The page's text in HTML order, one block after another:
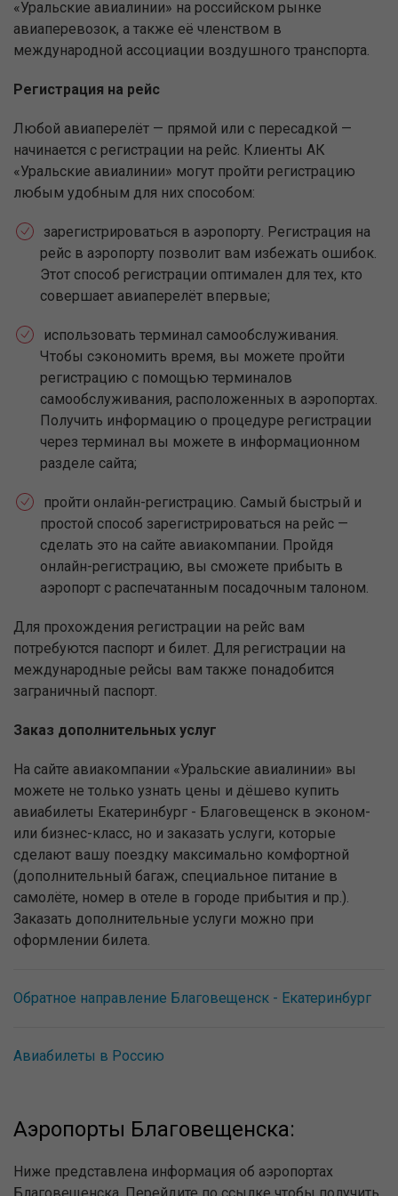
«Уральские авиалинии» на российском рынке
авиаперевозок, а также её членством в
международной ассоциации воздушного транспорта.
Регистрация на рейс
Любой авиаперелёт — прямой или с пересадкой —
начинается с регистрации на рейс. Клиенты АК
«Уральские авиалинии» могут пройти регистрацию
любым удобным для них способом:
зарегистрироваться в аэропорту. Регистрация на
рейс в аэропорту позволит вам избежать ошибок.
Этот способ регистрации оптимален для тех, кто
совершает авиаперелёт впервые;
использовать терминал самообслуживания.
Чтобы сэкономить время, вы можете пройти
регистрацию с помощью терминалов
самообслуживания, расположенных в аэропортах.
Получить информацию о процедуре регистрации
через терминал вы можете в информационном
разделе сайта;
пройти онлайн-регистрацию. Самый быстрый и
простой способ зарегистрироваться на рейс —
сделать это на сайте авиакомпании. Пройдя
онлайн-регистрацию, вы сможете прибыть в
аэропорт с распечатанным посадочным талоном.
Для прохождения регистрации на рейс вам
потребуются паспорт и билет. Для регистрации на
международные рейсы вам также понадобится
заграничный паспорт.
Заказ дополнительных услуг
На сайте авиакомпании «Уральские авиалинии» вы
можете не только узнать цены и дёшево купить
авиабилеты Екатеринбург - Благовещенск в эконом-
или бизнес-класс, но и заказать услуги, которые
сделают вашу поездку максимально комфортной
(дополнительный багаж, специальное питание в
самолёте, номер в отеле в городе прибытия и пр.).
Заказать дополнительные услуги можно при
оформлении билета.
Обратное направление Благовещенск - Екатеринбург
Авиабилеты в Россию
Аэропорты Благовещенска:
Ниже представлена информация об аэропортах